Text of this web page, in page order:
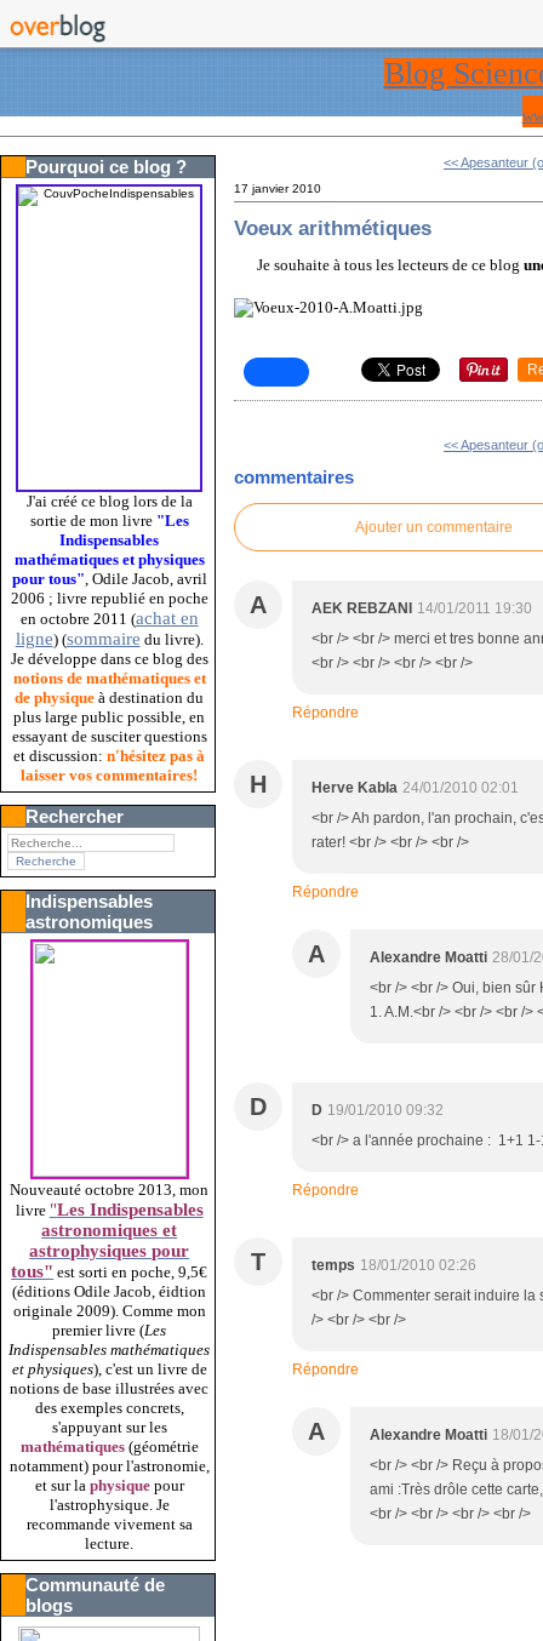
Blog
Pourquoi ce blog ?
J'ai créé ce blog lors de la
sortie de mon livre "Les
Indispensables
mathématiques et physiques
pour tous", Odile Jacob, avril
2006 ; livre republié en poche
en octobre 2011 (achat en
ligne) (sommaire du livre).
Je développe dans ce blog des
notions de mathématiques et
de physique à destination du
plus large public possible, en
essayant de susciter questions
et discussion: n'hésitez pas à
laisser vos commentaires!
Rechercher
Indispensables
astronomiques
Nouveauté octobre 2013, mon
livre "Les Indispensables
astronomiques et
astrophysiques pour
tous" est sorti en poche, 9,5€
(éditions Odile Jacob, éidtion
originale 2009). Comme mon
premier livre (Les
Indispensables mathématiques
et physiques), c'est un livre de
notions de base illustrées avec
des exemples concrets,
s'appuyant sur les
mathématiques(géométrie
notamment) pour l'astronomie,
et sur la physiquepour
l'astrophysique. Je
recommande vivement sa
lecture.
Communauté de
blogs
<< Apesanteur
17 janvier 2010
Voeux arithmétiques
Je souhaite à tous les lecteurs de ce blog
<< Apesanteur
commentaires
Ajouter un commentaire
A AEK REBZANI 14/01/2011 19:30
<br /> <br /> merci et tres bonne
<br /> <br /> <br /> <br />
Répondre
H Herve Kabla 24/01/2010 02:01
<br /> Ah pardon, l'an prochain,
rater! <br /> <br /> <br />
Répondre
A Alexandre Moatti 28/01/
<br /> <br /> Oui, bien
1. A.M.<br /> <br /> <br />
D D 19/01/2010 09:32
<br /> a l'année prochaine : 1+1
Répondre
T temps 18/01/2010 02:26
<br /> Commenter serait induire la
/> <br /> <br />
Répondre
A Alexandre Moatti 18/01/
<br /> <br /> Reçu à
ami :Très drôle cette
<br /> <br /> <br /> <br />